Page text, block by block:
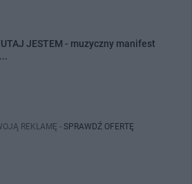
JESTEM - muzyczny manifest
REKLAMĘ - SPRAWDŹ OFERTĘ